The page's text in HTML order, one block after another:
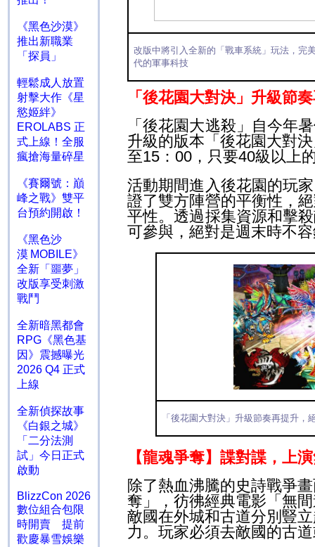
《黑色沙漠》
推出新職業
「探員」
輕鬆成人放置
射擊大作《星
慾姬絆》
EROLABS 正
式上線！全服
瘋搶海量碎星
《賽爾號：巔
峰之戰》雙平
台預約開啟！
《黑色沙
漠 MOBILE》
全新「噩夢」
改版享受刺激
戰鬥
全新暗黑都會
RPG《黑色基
因》震撼曝光
2026 Q4 正式
上線
全新偵探故事
《白銀之城》
「二分法測
試」今日正式
啟動
BlizzCon 2026
數位組合包限
時開賣 提前
歡慶暴雪娛樂
改版中將引入全新的 「戰車系統」 玩法，完
代的軍事科技
「後花園大對決」升級節
「後花園大逃殺」自今年
升級的版本「後花園大對
至15 ： 00 ，只要40級以上
活動期間進入後花園的玩
證了雙方陣營的平衡性，
平性。透過採集資源和擊
可參與，絕對是週末時不
「後花園大對決」升級節奏再提升
【龍魂爭奪】 諜對諜， 上
除了熱血沸騰的史詩戰爭
奪」
，彷彿經典電影「無
敵國在外城和古道分別豎
力。玩家必須去敵國的古